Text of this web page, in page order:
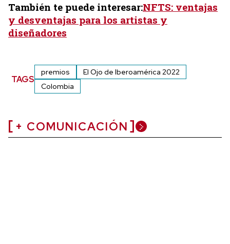
También te puede interesar:NFTS: ventajas
y desventajas para los artistas y
diseñadores
TAGS
premios
El Ojo de Iberoamérica 2022
Colombia
+ COMUNICACIÓN